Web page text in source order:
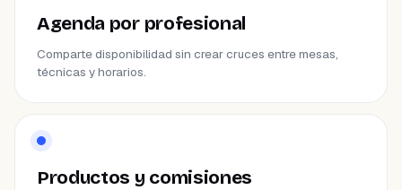
Agenda por profesional
Comparte disponibilidad sin crear cruces entre mesas,
técnicas y horarios.
Productos y comisiones